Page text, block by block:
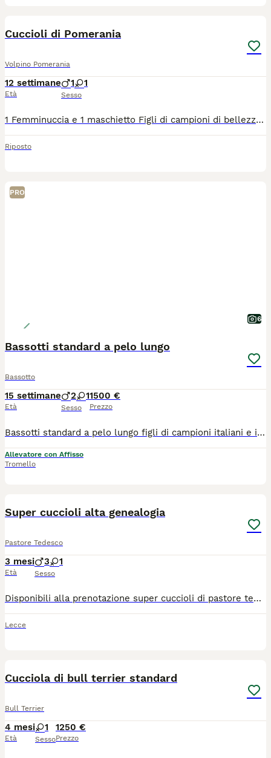
Cuccioli di Pomerania
Volpino Pomerania
12 settimane
Età
1 1
Sesso
1 Femminuccia e 1 maschietto Figli di campioni di bellezza Solo a famiglie davvero amanti degli animali A prezzo bomba rispetto allo standard.
Riposto
PRO
6
Bassotti standard a pelo lungo
Bassotto
15 settimane
Età
2 1
Sesso
1500 €
Prezzo
Bassotti standard a pelo lungo figli di campioni italiani e internazionali bellezza e lavoro genitori riproduttori selezionati ZENIT DAGI DOG S/L Riproduttore selezionato ENCI Oi, Eyes clear Campione italiano di Bellezza Campione italiano di Lavoro Campione assoluto Campione WUT di expo Campione internazionale di bellezza Campione Austriaco di bellezza Klubsieger Österreich 2023 Wasser test X EOS KOMETA KASABLANCA Riproduttore selezionato ENCI Eyes clear Campione italiano di bellezza Top dog giovani 2022 ABC Campione WUT di expo Klubsieger Österreich 2023 Klubsieger Österreich 2024 i nostri cuccioli nascono e vivono in casa socievoli e bellissimi genitori visibili, possibilità di visita anche senza impegno
Allevatore con Affisso
Tromello
Super cuccioli alta genealogia
Pastore Tedesco
3 mesi
Età
3 1
Sesso
Disponibili alla prenotazione super cuccioli di pastore tedesco di altissimo livello con un'ottima genealogia alla spalle e ottimo pedigree con linee si sangue dei migliori riproduttori con PEDIGREE ROSA Essendo un allevamento da oltre 30 anni di esperienza selezioniamo i migliori soggetti seguendo lo standard del pastore tedesco Cuccioli a pelo corto dai colori estremamente vivaci (nero focato ), stupenda tipicità di pelo e ossatura forte Genitori brevettati e selezionati con deposito DNA , esenti da ogni tipo di malattia, esenzione certificata su pedigree di displasia anca e gomito (HD A ED 0) Cuccioli ottimo sia per Expo e attività agonistica che per compagnia,ideale per chi desidera allevare ,intraprendere la carriera sportiva o semplicemente per chi ama la razza e desidera avere un amico fidato di indole buona e tranquilla adatto per bambini e adulti I cuccioli vengono consegnati con Pedigree Rosa libretto sanitario sverminazione completa *vaccinazioni completa *microchip (iscrizione anagrafe canina) ed eventualmente passaggio di proprietà al nuovo proprietario *Affisso dell'Allevamento Possibile Consegna a domicilio con mezzi autorizzati Cucciolo veramente importanti no perditempo contattare se realmente interessati telefonicamente o whatsapp al 3201535731
Lecce
Cucciola di bull terrier standard
Bull Terrier
4 mesi
Età
1
Sesso
1250 €
Prezzo